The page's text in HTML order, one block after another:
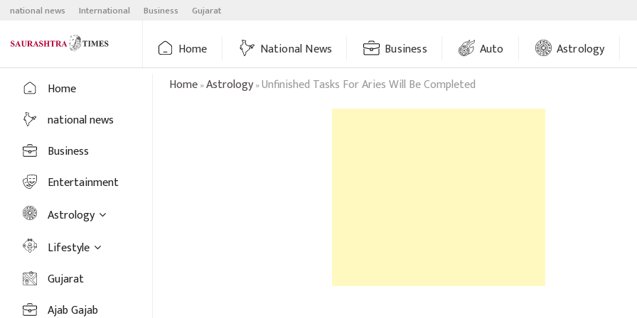
Skip
content
national news International Business Gujarat
Home National News Business Auto Astrology
Home
national news
Business
Entertainment
Astrology
Lifestyle
Gujarat
Ajab Gajab
Home»Astrology»Unfinished Tasks For Aries Will Be Completed